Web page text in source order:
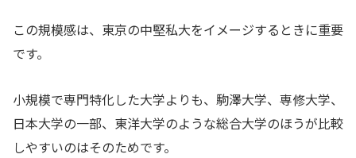
この規模感は、東京の中堅私大をイメージするときに重要
です。
小規模で専門特化した大学よりも、駒澤大学、専修大学、
日本大学の一部、東洋大学のような総合大学のほうが比較
しやすいのはそのためです。